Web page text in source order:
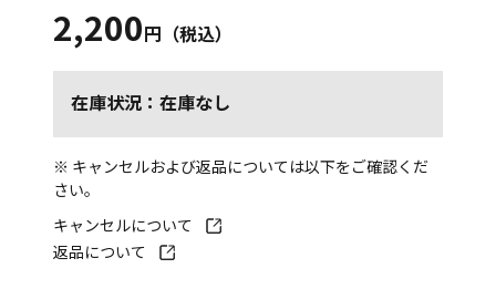
2,200円（税込）
在庫状況：在庫なし
※ キャンセルおよび返品については以下をご確認くだ
さい。
キャンセルについて
返品について